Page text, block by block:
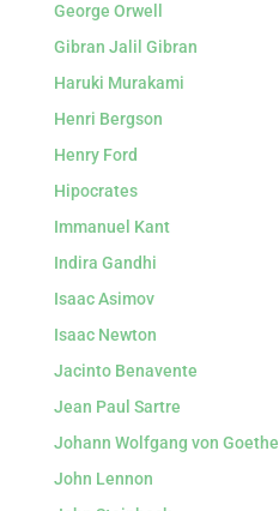
George Orwell
Gibran Jalil Gibran
Haruki Murakami
Henri Bergson
Henry Ford
Hipocrates
Immanuel Kant
Indira Gandhi
Isaac Asimov
Isaac Newton
Jacinto Benavente
Jean Paul Sartre
Johann Wolfgang von Goethe
John Lennon